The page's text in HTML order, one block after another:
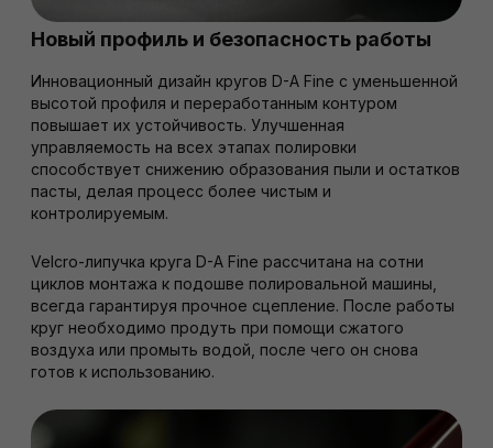
Новый профиль и безопасность работы
Инновационный дизайн кругов D-A Fine с уменьшенной
высотой профиля и переработанным контуром
повышает их устойчивость. Улучшенная
управляемость на всех этапах полировки
способствует снижению образования пыли и остатков
пасты, делая процесс более чистым и
контролируемым.
Velcro-липучка круга D-A Fine рассчитана на сотни
циклов монтажа к подошве полировальной машины,
всегда гарантируя прочное сцепление. После работы
круг необходимо продуть при помощи сжатого
воздуха или промыть водой, после чего он снова
готов к использованию.